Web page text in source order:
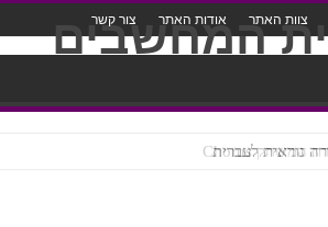
צוות האתר אודות האתר צור קשר